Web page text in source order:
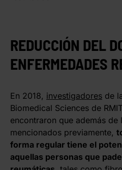
REDUCCIÓN DEL
ENFERMEDADES
En 2018, investigadores de
Biomedical Sciences de
encontraron que además de
mencionados previamente,
forma regular tiene el
aquellas personas que